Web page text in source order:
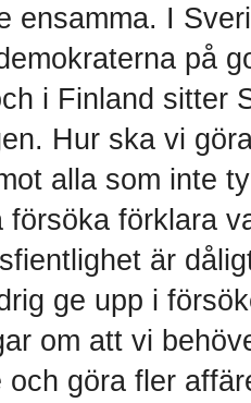
ensamma. I
på
i Finland sitter
Hur ska vi
alla som inte
försöka förklara
är
ge upp i
om att vi
och göra fler